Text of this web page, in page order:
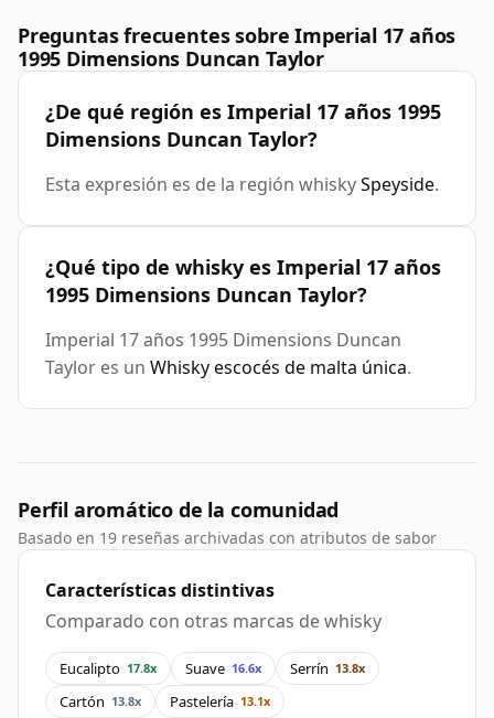
Preguntas frecuentes sobre Imperial 17 años
1995 Dimensions Duncan Taylor
¿De qué región es Imperial 17 años 1995
Dimensions Duncan Taylor?
Esta expresión es de la región whiskySpeyside.
¿Qué tipo de whisky es Imperial 17 años
1995 Dimensions Duncan Taylor?
Imperial 17 años 1995 Dimensions Duncan
Taylor es un Whisky escocés de malta única.
Perfil aromático de la comunidad
Basado en 19 reseñas archivadas con atributos de sabor
Características distintivas
Comparado con otras marcas de whisky
Eucalipto 17.8x Suave 16.6x Serrín 13.8x
Cartón 13.8x Pastelería 13.1x